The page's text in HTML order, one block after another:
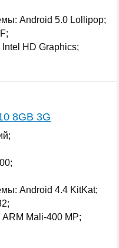
Android 5.0 Lollipop;
Intel HD Graphics;
8GB 3G
Android 4.4 KitKat;
ARM Mali-400 MP;